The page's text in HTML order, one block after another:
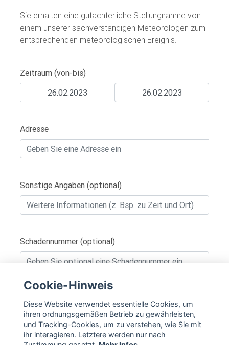
Sie erhalten eine gutachterliche Stellungnahme von
einem unserer sachverständigen Meteorologen zum
entsprechenden meteorologischen Ereignis.
Zeitraum (von-bis)
Adresse
Sonstige Angaben (optional)
Schadennummer (optional)
IN DEN WARENKORB
Cookie-Hinweis
Diese Website verwendet essentielle Cookies, um
ihren ordnungsgemäßen Betrieb zu gewährleisten,
und Tracking-Cookies, um zu verstehen, wie Sie mit
ihr interagieren. Letztere werden nur nach